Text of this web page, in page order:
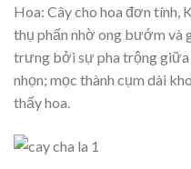
Hoa: Cây cho hoa đơn tính,
thụ phấn nhờ ong bướm và
trưng bởi sự pha trộng giữa
nhọn; mọc thành cụm dài
thấy hoa.